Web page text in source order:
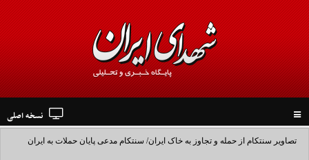
navigation
نسخه اصلی
تصاویر سنتکام از حمله و تجاوز به خاک ایران/ سنتکام مدعی پایان حملات به ایران